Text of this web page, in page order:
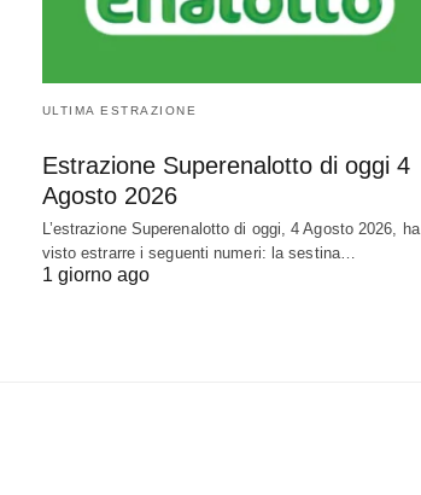
ULTIMA ESTRAZIONE
Estrazione Superenalotto di oggi 4
Agosto 2026
L’estrazione Superenalotto di oggi, 4 Agosto 2026, ha
visto estrarre i seguenti numeri: la sestina…
1 giorno ago